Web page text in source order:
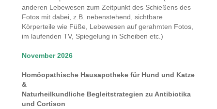
anderen Lebewesen zum Zeitpunkt des Schießens des
Fotos mit dabei, z.B. nebenstehend, sichtbare
Körperteile wie Füße, Lebewesen auf gerahmten Fotos,
im laufenden TV, Spiegelung in Scheiben etc.)
November 2026
Homöopathische Hausapotheke für Hund und Katze
&
Naturheilkundliche Begleitstrategien zu Antibiotika
und Cortison